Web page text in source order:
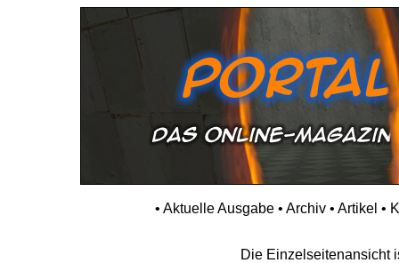
• Aktuelle Ausgabe• Archiv• Artikel •
Die Einzelseitenansicht